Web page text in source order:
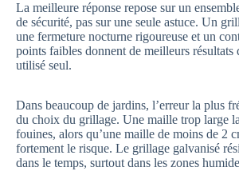
La meilleure réponse repose sur un
de sécurité, pas sur une seule astuce. Un
une fermeture nocturne rigoureuse et un
points faibles donnent de meilleurs résultats
utilisé seul.
Dans beaucoup de jardins, l’erreur la plus
du choix du grillage. Une maille trop large
fouines, alors qu’une maille de moins de 2
fortement le risque. Le grillage galvanisé
dans le temps, surtout dans les zones